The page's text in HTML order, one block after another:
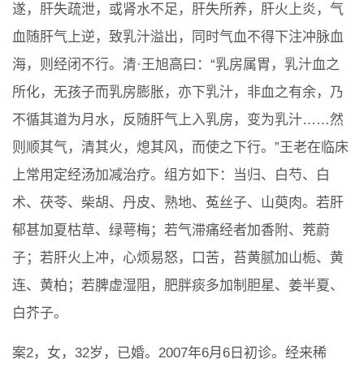
遂，肝失疏泄，或肾水不足，肝失所养，肝火上炎，气
血随肝气上逆，致乳汁溢出，同时气血不得下注冲脉血
海，则经闭不行。清·王旭高曰：“乳房属胃，乳汁血之
所化，无孩子而乳房膨胀，亦下乳汁，非血之有余，乃
不循其道为月水，反随肝气上入乳房，变为乳汁……然
则顺其气，清其火，熄其风，而使之下行。”王老在临床
上常用定经汤加减治疗。组方如下：当归、白芍、白
术、茯苓、柴胡、丹皮、熟地、菟丝子、山萸肉。若肝
郁甚加夏枯草、绿萼梅；若气滞痛经者加香附、茺蔚
子；若肝火上冲，心烦易怒，口苦，苔黄腻加山栀、黄
连、黄柏；若脾虚湿阻，肥胖痰多加制胆星、姜半夏、
白芥子。
案2，女，32岁，已婚。2007年6月6日初诊。经来稀